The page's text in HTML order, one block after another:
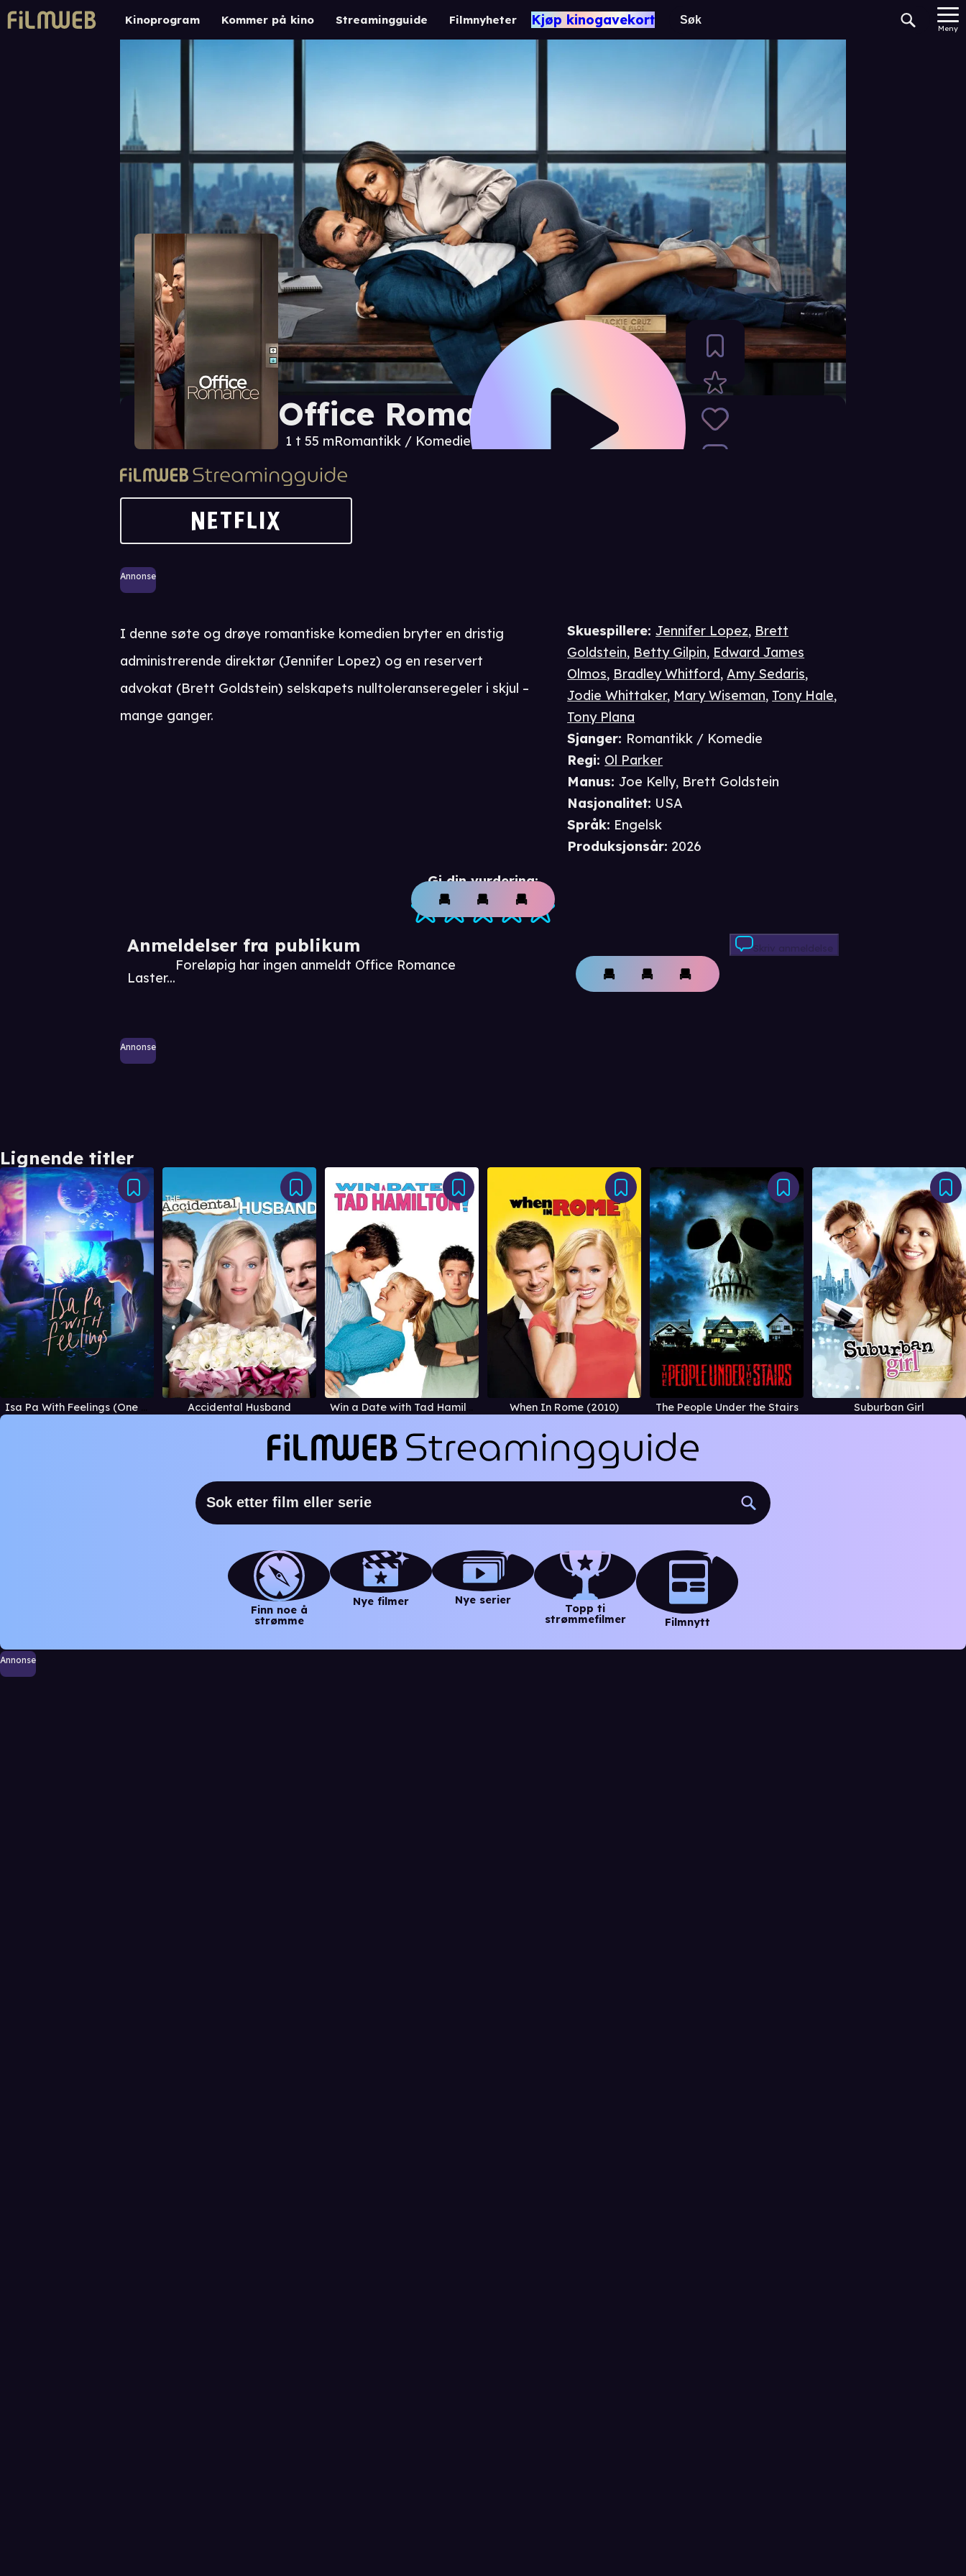
Kinoprogram Kommer på kino Streamingguide Filmnyheter Kjøp kinogavekort
Meny
Office Romance
1 t 55 mRomantikk / Komedie
Annonse
Gi din vurdering:
Anmeldelser fra publikum
Laster...
Foreløpig har ingen anmeldt Office Romance
Skriv anmeldelse
Annonse
Skuespillere:Jennifer Lopez, Brett
Goldstein, Betty Gilpin, Edward James
Olmos, Bradley Whitford,Amy Sedaris,
Jodie Whittaker, Mary Wiseman, Tony Hale,
Tony Plana
Sjanger: Romantikk / Komedie
Regi: Ol Parker
Manus:Joe Kelly, Brett Goldstein
Nasjonalitet: USA
Språk: Engelsk
Produksjonsår: 2026
I denne søte og drøye romantiske komedien bryter en dristig
administrerende direktør (Jennifer Lopez) og en reservert
advokat (Brett Goldstein) selskapets nulltoleranseregeler i skjul –
mange ganger.
Lignende titler
Isa Pa With Feelings (One More Time, With Feelings) Accidental Husband Win a Date with Tad Hamilton When In Rome (2010) The People Under the Stairs Suburban Girl
Finn noe å
strømme
Nye filmer Nye serier
Topp ti
strømmefilmer
Filmnytt
Annonse